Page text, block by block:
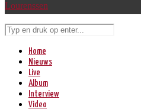
Lourenssen
Home
Nieuws
Live
Album
Interview
Video